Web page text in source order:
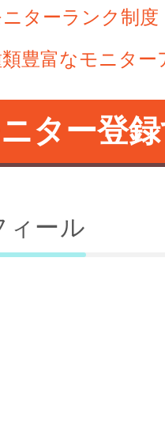
ターランク制度
豊富なモニター
ター登
ィール